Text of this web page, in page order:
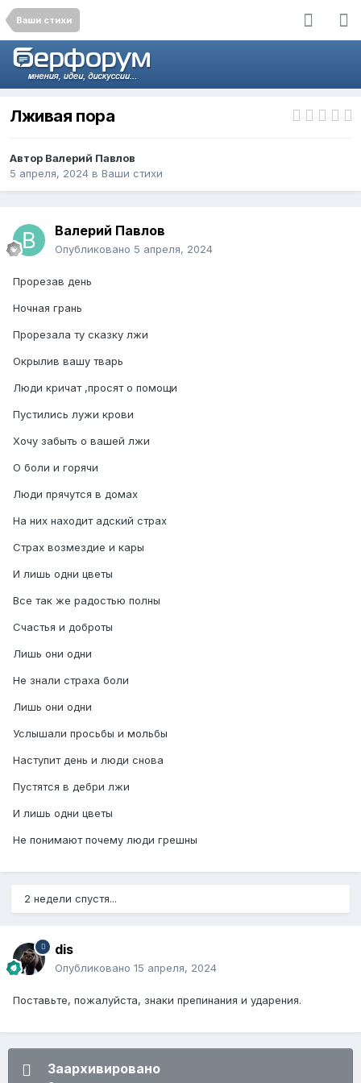
Ваши стихи
Лживая пора
Автор Валерий Павлов
5 апреля, 2024 в Ваши стихи
Валерий Павлов
Опубликовано 5 апреля, 2024
Прорезав день
Ночная грань
Прорезала ту сказку лжи
Окрылив вашу тварь
Люди кричат ,просят о помощи
Пустились лужи крови
Хочу забыть о вашей лжи
О боли и горячи
Люди прячутся в домах
На них находит адский страх
Страх возмездие и кары
И лишь одни цветы
Все так же радостью полны
Счастья и доброты
Лишь они одни
Не знали страха боли
Лишь они одни
Услышали просьбы и мольбы
Наступит день и люди снова
Пустятся в дебри лжи
И лишь одни цветы
Не понимают почему люди грешны
2 недели спустя...
dis
Опубликовано 15 апреля, 2024
Поставьте, пожалуйста, знаки препинания и ударения.
Заархивировано